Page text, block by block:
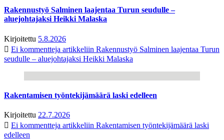
Rakennustyö Salminen laajentaa Turun seudulle –
aluejohtajaksi Heikki Malaska
Kirjoitettu 5.8.2026
Ei kommentteja artikkeliin Rakennustyö Salminen laajentaa Turun
seudulle – aluejohtajaksi Heikki Malaska
Rakentamisen työntekijämäärä laski edelleen
Kirjoitettu 22.7.2026
Ei kommentteja artikkeliin Rakentamisen työntekijämäärä laski
edelleen